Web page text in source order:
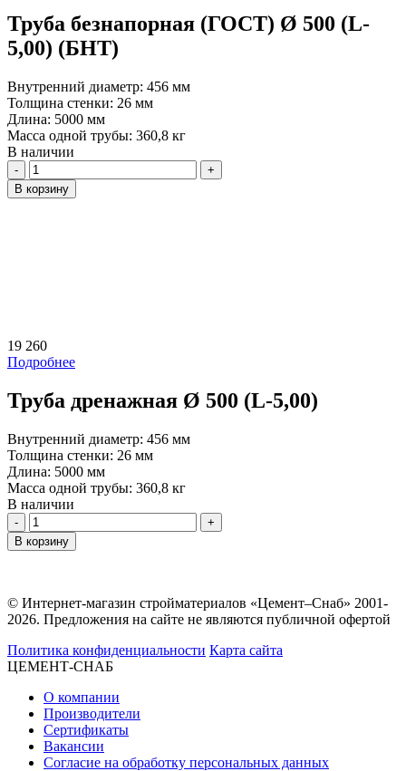
Труба безнапорная (ГОСТ) Ø 500 (L-
5,00) (БНТ)
Внутренний диаметр: 456 мм
Толщина стенки: 26 мм
Длина: 5000 мм
Масса одной трубы: 360,8 кг
В наличии
Количество
В корзину
19 260
Подробнее
Труба дренажная Ø 500 (L-5,00)
Внутренний диаметр: 456 мм
Толщина стенки: 26 мм
Длина: 5000 мм
Масса одной трубы: 360,8 кг
В наличии
Количество
В корзину
© Интернет-магазин стройматериалов «Цемент–Снаб» 2001-
2026. Предложения на сайте не являются публичной офертой
Политика конфиденциальности Карта сайта
ЦЕМЕНТ-СНАБ
О компании
Производители
Сертификаты
Вакансии
Согласие на обработку персональных данных